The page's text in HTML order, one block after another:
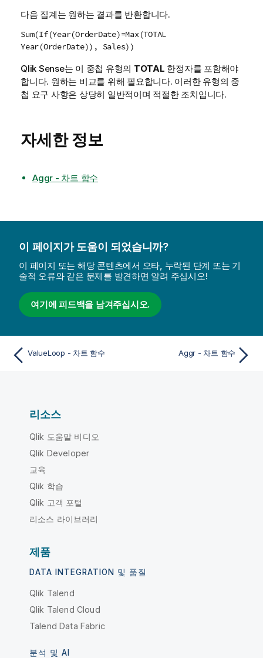
다음 집계는 원하는 결과를 반환합니다.
Sum(If(Year(OrderDate)=Max(TOTAL
Year(OrderDate)), Sales))
Qlik Sense는 이 중첩 유형의 TOTAL 한정자를 포함해야
합니다. 원하는 비교를 위해 필요합니다. 이러한 유형의 중
첩 요구 사항은 상당히 일반적이며 적절한 조치입니다.
자세한 정보
Aggr - 차트 함수
이 페이지가 도움이 되었습니까?
이 페이지 또는 해당 콘텐츠에서 오타, 누락된 단계 또는 기
술적 오류와 같은 문제를 발견하면 알려 주십시오!
여기에 피드백을 남겨주십시오.
ValueLoop - 차트 함수 Aggr - 차트 함수
리소스
Qlik 도움말 비디오
Qlik Developer
교육
Qlik 학습
Qlik 고객 포털
리소스 라이브러리
제품
DATA INTEGRATION 및 품질
Qlik Talend
Qlik Talend Cloud
Talend Data Fabric
분석 및 AI